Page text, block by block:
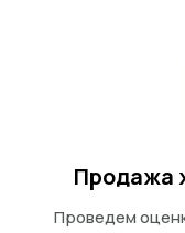
Продажа
Проведем